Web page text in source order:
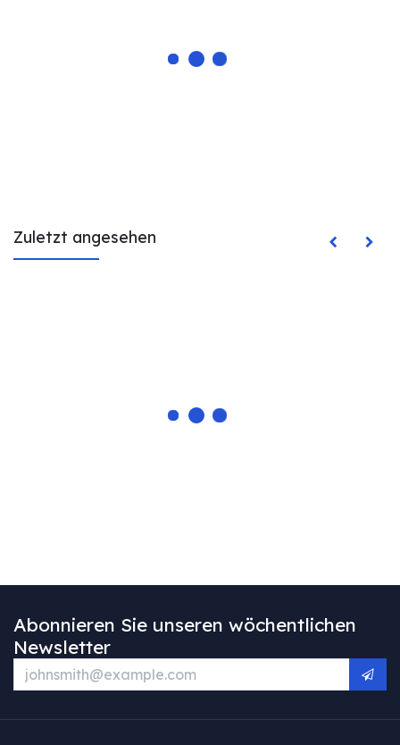
Zuletzt angesehen
Abonnieren Sie unseren wöchentlichen
Newsletter